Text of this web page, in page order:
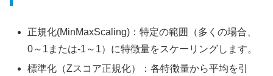
正規化(MinMaxScaling)：特定の範囲（多くの場合、
0～1または-1～1）に特徴量をスケーリングします。
標準化（Zスコア正規化）：各特徴量から平均を引